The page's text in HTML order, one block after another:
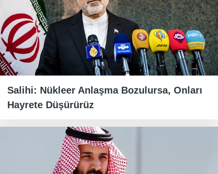
Salihi: Nükleer Anlaşma Bozulursa, Onları
Hayrete Düşürürüz